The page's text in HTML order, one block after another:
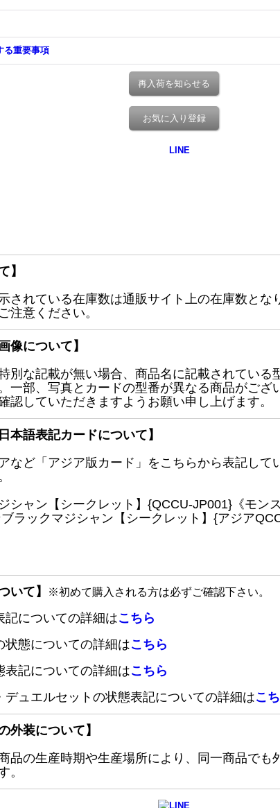
る重要事項
再入荷を知らせる
お気に入り登録
】
されている在庫数は通販サイト上の在庫数とな
注意ください。
像について】
別な記載が無い場合、商品名に記載されている
一部、写真とカードの型番が異なる商品がござ
認していただきますようお願い申し上げます。
本語表記カードについて】
など「アジア版カード」をこちらから表記して
シャン【シークレット】{QCCU-JP001}《モン
ックマジシャン【シークレット】{アジア
いて】 ※初めて購入される方は必ずご確認下さい。
記についての詳細はこちら
状態についての詳細はこちら
表記についての詳細はこちら
デュエルセットの状態表記についての詳細はこ
外装について】
品の生産時期や生産場所により、同一商品でも
。